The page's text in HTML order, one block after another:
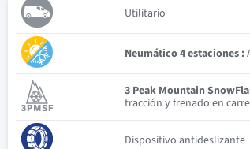
Utilitario
Neumático 4 estaciones :
3 Peak Mountain
tracción y frenado en
Dispositivo antideslizante